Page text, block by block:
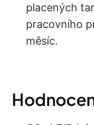
placených
pracovního
měsíc.